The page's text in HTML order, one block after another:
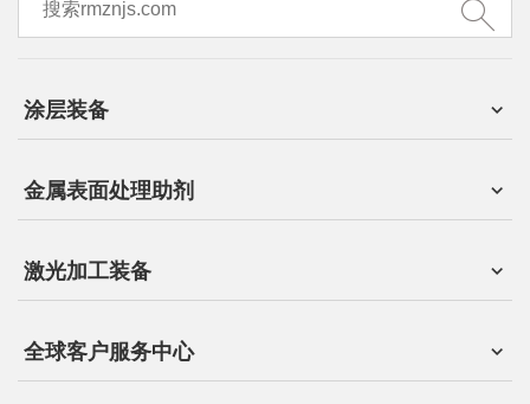
涂层装备
金属表面处理助剂
激光加工装备
全球客户服务中心